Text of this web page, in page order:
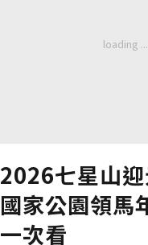
2026七星山
國家公園領馬
一次看